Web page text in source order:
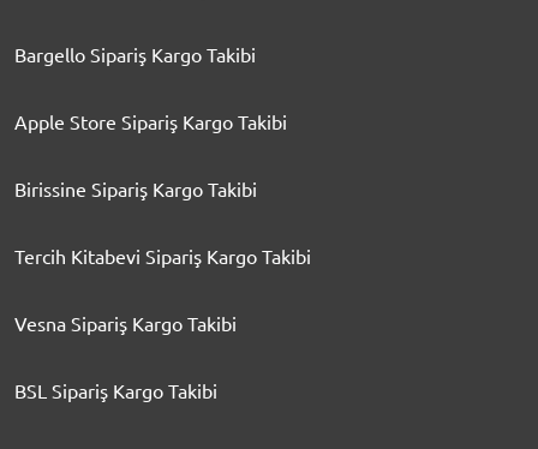
Bargello Sipariş Kargo Takibi
Apple Store Sipariş Kargo Takibi
Birissine Sipariş Kargo Takibi
Tercih Kitabevi Sipariş Kargo Takibi
Vesna Sipariş Kargo Takibi
BSL Sipariş Kargo Takibi